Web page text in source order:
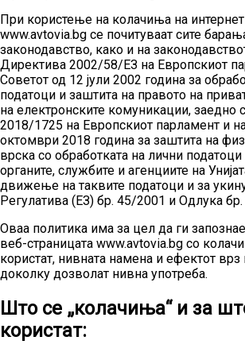
При користење на колачиња на интернет
www.avtovia.bg се почитуваат сите
законодавство, како и на
Директива 2002/58/ЕЗ на Европскиот
Советот од 12 јули 2002 година за
податоци и заштита на правото на
на електронските комуникации, заедно
2018/1725 на Европскиот парламент и
октомври 2018 година за заштита на
врска со обработката на лични податоци
органите, службите и агенциите на
движење на таквите податоци и за
Регулатива (ЕЗ) бр. 45/2001 и Одлука
Оваа политика има за цел да ги
веб-страницата www.avtovia.bg со
користат, нивната намена и ефектот врз
доколку дозволат нивна употреба.
Што се „колачиња“ и за
користат: